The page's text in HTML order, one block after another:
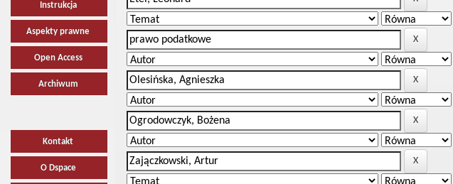
Instrukcja
Aspekty prawne
Open Access
Archiwum
Kontakt
O Dspace